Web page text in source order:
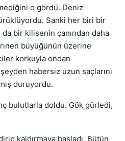
o gördü. Deniz
Sanki her biri bir
bir kilisenin çanından daha
büyüğünün üzerine
korkuyla ondan
habersiz uzun saçlarını
duruyordu.
bulutlarla doldu. Gök gürledi,
kaldırmaya başladı. Bütün